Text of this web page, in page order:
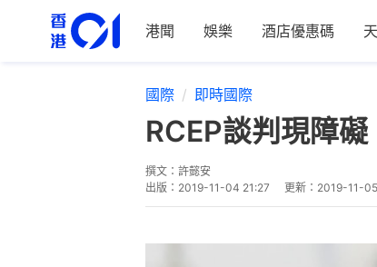
港聞 娛樂 酒店優惠碼
國際 即時國際
RCEP談判現障
撰文： 許懿安
出版： 2019-11-04 21:27 更新： 2019-11-